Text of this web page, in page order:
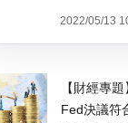
2022/05/13
【財經專
Fed決議符